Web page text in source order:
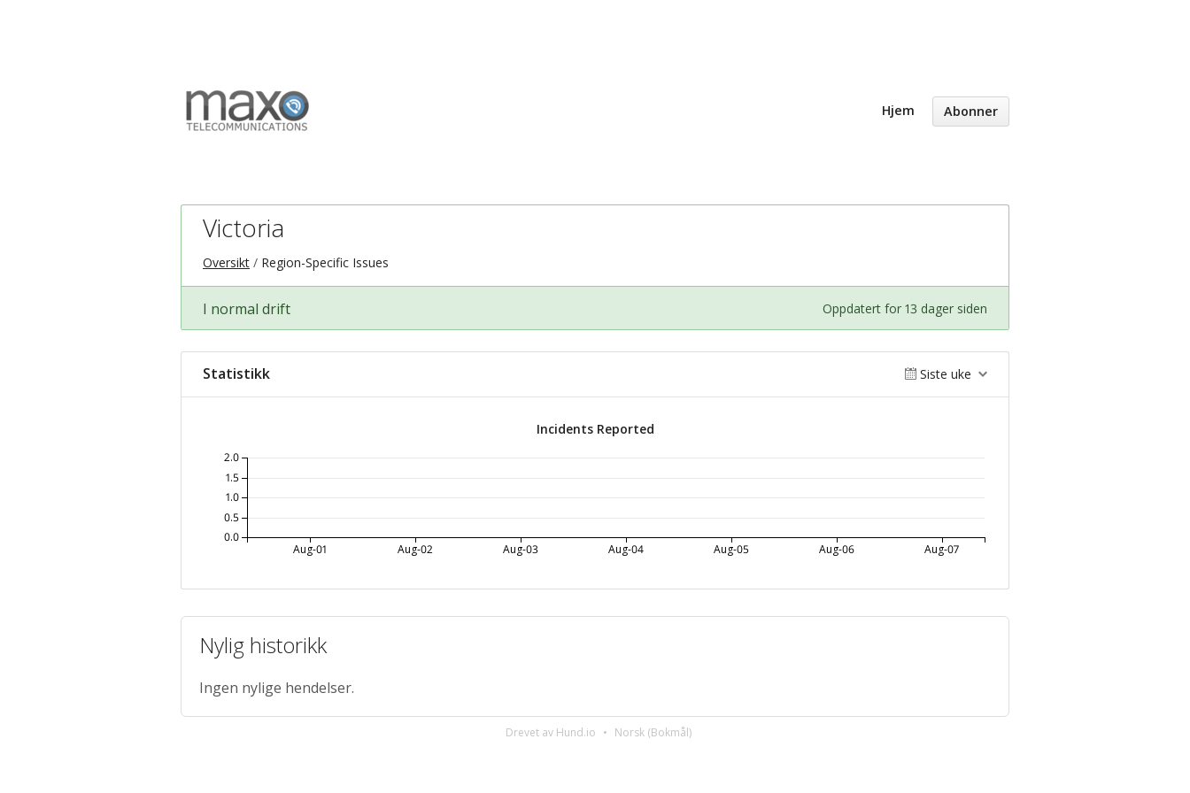
Hjem Abonner
Victoria
Oversikt Region-Specific Issues
I normal drift Oppdatert for 13 dager siden
Statistikk Siste uke
Incidents Reported
Aug-01 Aug-02 Aug-03 Aug-04 Aug-05 Aug-06 Aug-07
0.0
0.5
1.0
1.5
2.0
Nylig historikk
Ingen nylige hendelser.
Drevet av Hund.io Norsk (Bokmål)